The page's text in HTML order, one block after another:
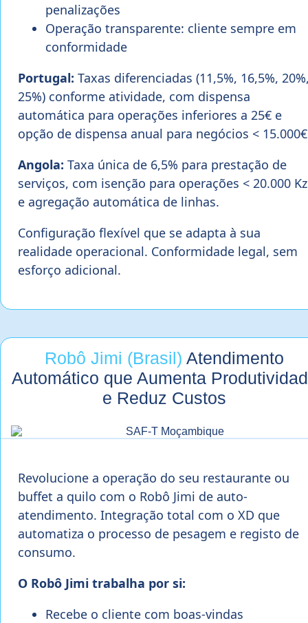
penalizações
Operação transparente: cliente sempre em
conformidade
Portugal: Taxas diferenciadas (11,5%, 16,5%,
25%) conforme atividade, com dispensa
automática para operações inferiores a 25€ e
opção de dispensa anual para negócios <
Angola: Taxa única de 6,5% para prestação de
serviços, com isenção para operações < 20.000 Kz
e agregação automática de linhas.
Configuração flexível que se adapta à sua
realidade operacional. Conformidade legal, sem
esforço adicional.
Robô Jimi (Brasil) Atendimento
Automático que Aumenta
e Reduz Custos
Revolucione a operação do seu restaurante ou
buffet a quilo com o Robô Jimi de auto-
atendimento. Integração total com o XD que
automatiza o processo de pesagem e registo de
consumo.
O Robô Jimi trabalha por si:
Recebe o cliente com boas-vindas